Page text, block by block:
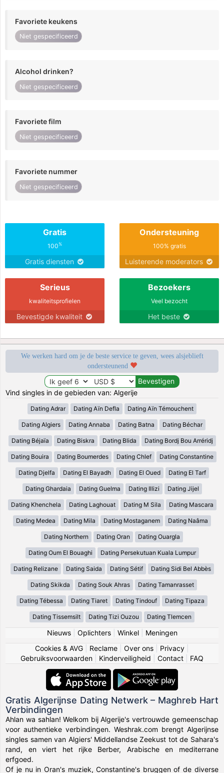
Favoriete keukens
Niet gespecificeerd
Alcohol drinken?
Niet gespecificeerd
Favoriete film
Niet gespecificeerd
Favoriete nummer
Niet gespecificeerd
Gratis
100%
Gratis diensten
Ondersteuning
100% gratis
Luisterende moderators
Serieus
kwaliteitsprofielen
Bevestigde kwaliteit
Bezoekers
Veel bezocht
Het beste
We werken hard om je de beste service te geven, wees alsjeblieft
ondersteunend
Vind singles in de gebieden van: Algerije
Dating Adrar Dating Aïn Defla Dating Aïn Témouchent
Dating Algiers Dating Annaba Dating Batna Dating Béchar
Dating Béjaïa Dating Biskra Dating Blida Dating Bordj Bou Arréridj
Dating Bouira Dating Boumerdes Dating Chlef Dating Constantine
Dating Djelfa Dating El Bayadh Dating El Oued Dating El Tarf
Dating Ghardaia Dating Guelma Dating Illizi Dating Jijel
Dating Khenchela Dating Laghouat Dating M Sila Dating Mascara
Dating Medea Dating Mila Dating Mostaganem Dating Naâma
Dating Northern Dating Oran Dating Ouargla
Dating Oum El Bouaghi Dating Persekutuan Kuala Lumpur
Dating Relizane Dating Saida Dating Sétif Dating Sidi Bel Abbès
Dating Skikda Dating Souk Ahras Dating Tamanrasset
Dating Tébessa Dating Tiaret Dating Tindouf Dating Tipaza
Dating Tissemsilt Dating Tizi Ouzou Dating Tlemcen
Nieuws| Oplichters| Winkel| Meningen
Cookies & AVG
Reclame Over ons Privacy
Gebruiksvoorwaarden
Kinderveiligheid Contact FAQ
Gratis Algerijnse Dating Netwerk – Maghreb Hart
Verbindingen
Ahlan wa sahlan! Welkom bij Algerije's vertrouwde gemeenschap
voor authentieke verbindingen. Weshrak.com brengt Algerijnse
singles samen van Algiers' Middellandse Zeekust tot de Sahara's
rand, en viert het rijke Berber, Arabische en mediterrane
erfgoed.
Of je nu in Oran's muziek, Constantine's bruggen of de diverse